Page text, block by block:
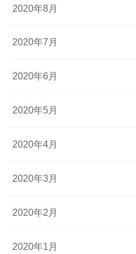
2020年8月
2020年7月
2020年6月
2020年5月
2020年4月
2020年3月
2020年2月
2020年1月